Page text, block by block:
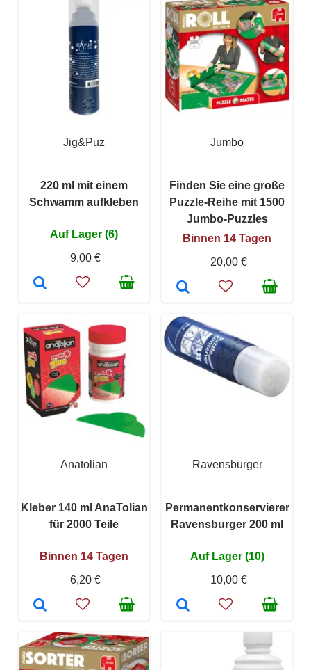
Jig&Puz
220 ml mit einem
Schwamm aufkleben
Auf Lager (6)
9,00 €
Jumbo
Finden Sie eine große
Puzzle-Reihe mit 1500
Jumbo-Puzzles
Binnen 14 Tagen
20,00 €
Anatolian
Kleber 140 ml AnaTolian
für 2000 Teile
Binnen 14 Tagen
6,20 €
Ravensburger
Permanentkonservierer
Ravensburger 200 ml
Auf Lager (10)
10,00 €